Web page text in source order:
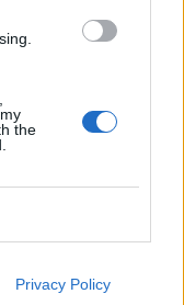
the
Privacy Policy